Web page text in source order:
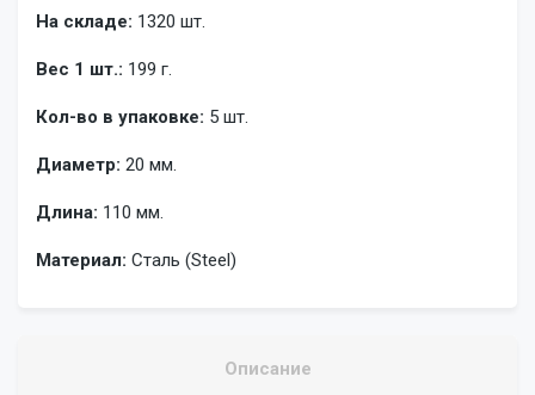
На складе: 1320 шт.
Вес 1 шт.: 199 г.
Кол-во в упаковке: 5 шт.
Диаметр: 20 мм.
Длина: 110 мм.
Материал: Сталь (Steel)
Описание